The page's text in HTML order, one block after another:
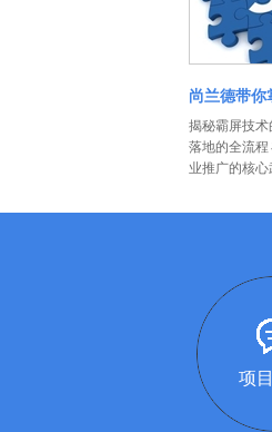
尚兰德带你
揭秘霸屏技术
落地的全流程
业推广的核心
项